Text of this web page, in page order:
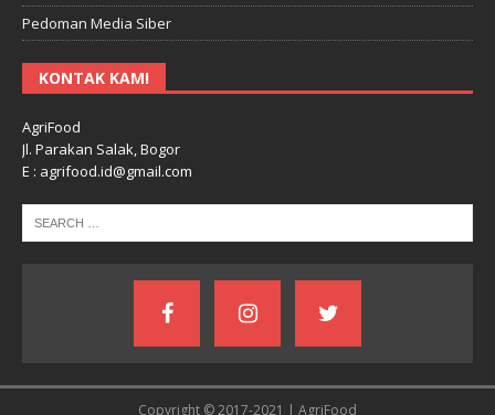
Pedoman Media Siber
KONTAK KAMI
AgriFood
Jl. Parakan Salak, Bogor
E : agrifood.id@gmail.com
Copyright © 2017-2021 | AgriFood